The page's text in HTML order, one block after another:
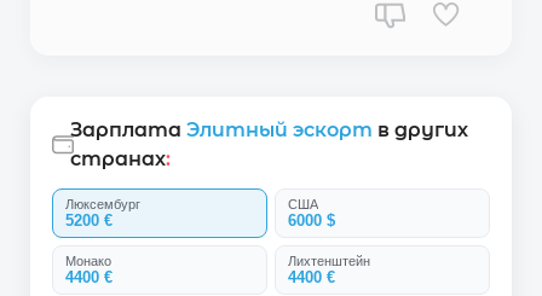
Зарплата Элитный эскорт в других
странах:
Люксембург
5200 €
США
6000 $
Монако
4400 €
Лихтенштейн
4400 €